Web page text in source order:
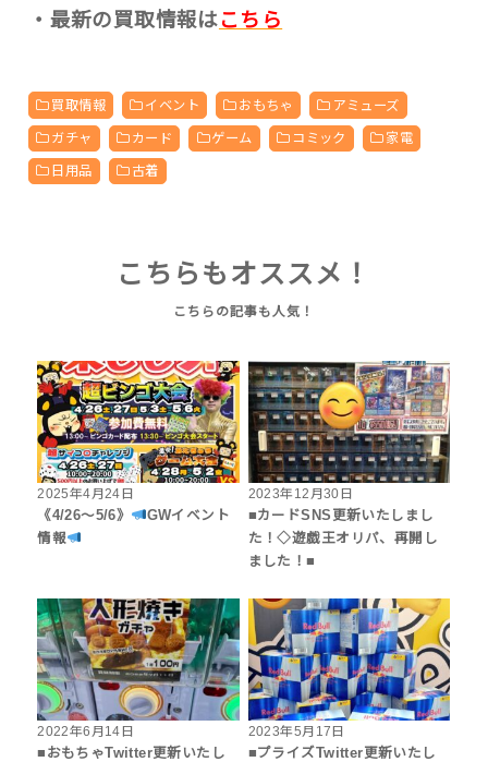
・最新の買取情報はこちら
買取情報 イベント おもちゃ アミューズ
ガチャ カード ゲーム コミック 家電
日用品 古着
こちらもオススメ！
2025年4月24日
《4/26～5/6》
GWイベント
情報
2023年12月30日
■カードSNS更新いたしまし
た！◇遊戯王オリパ、再開し
ました！■
2022年6月14日
■おもちゃTwitter更新いたし
2023年5月17日
■プライズTwitter更新いたし